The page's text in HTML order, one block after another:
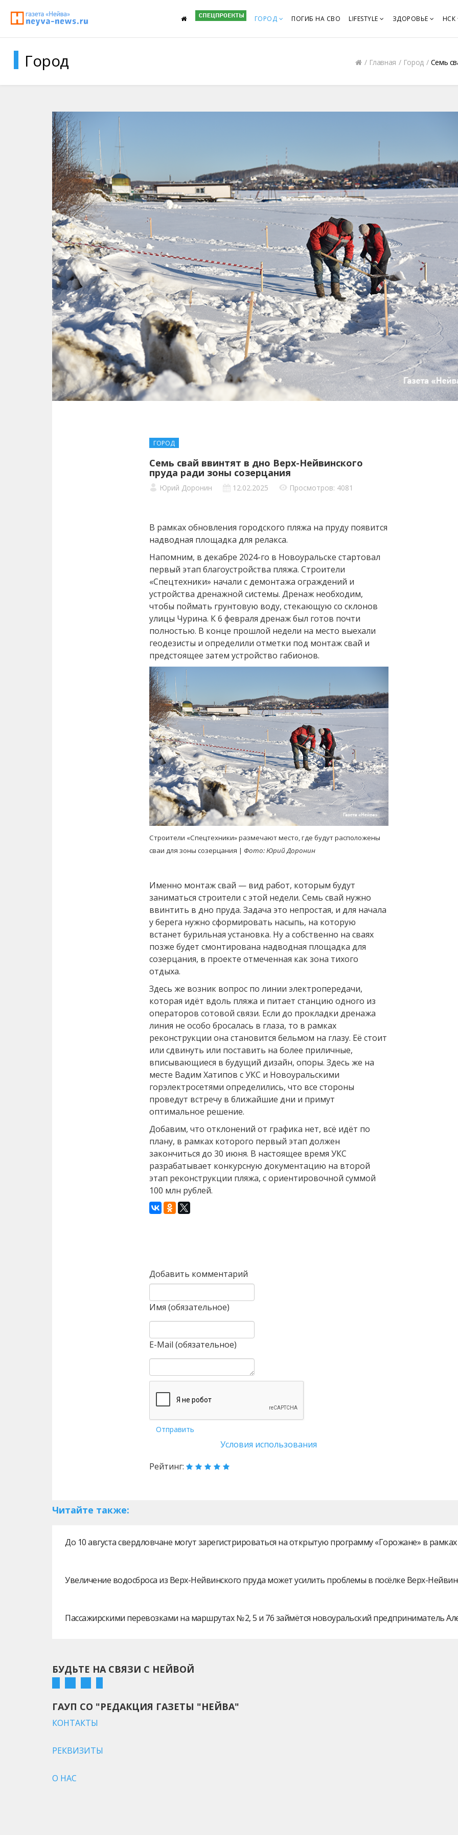
ГОРОД ПОГИБ НА СВО LIFESTYLE ЗДОРОВЬЕ НСК
Город Главная Город Семь
ГОРОД
Семь свай ввинтят в дно Верх-Нейвинского
пруда ради зоны созерцания
Юрий Доронин 12.02.2025 Просмотров: 4081
В рамках обновления городского пляжа на пруду появится
надводная площадка для релакса.
Напомним, в декабре 2024-го в Новоуральске стартовал
первый этап благоустройства пляжа. Строители
«Спецтехники» начали с демонтажа ограждений и
устройства дренажной системы. Дренаж необходим,
чтобы поймать грунтовую воду, стекающую со склонов
улицы Чурина. К 6 февраля дренаж был готов почти
полностью. В конце прошлой недели на место выехали
геодезисты и определили отметки под монтаж свай и
предстоящее затем устройство габионов.
Строители «Спецтехники» размечают место, где будут расположены
сваи для зоны созерцания | Фото: Юрий Доронин
Именно монтаж свай — вид работ, которым будут
заниматься строители с этой недели. Семь свай нужно
ввинтить в дно пруда. Задача это непростая, и для начала
у берега нужно сформировать насыпь, на которую
встанет бурильная установка. Ну а собственно на сваях
позже будет смонтирована надводная площадка для
созерцания, в проекте отмеченная как зона тихого
отдыха.
Здесь же возник вопрос по линии электропередачи,
которая идёт вдоль пляжа и питает станцию одного из
операторов сотовой связи. Если до прокладки дренажа
линия не особо бросалась в глаза, то в рамках
реконструкции она становится бельмом на глазу. Её стоит
или сдвинуть или поставить на более приличные,
вписывающиеся в будущий дизайн, опоры. Здесь же на
месте Вадим Хатипов с УКС и Новоуральскими
горэлектросетями определились, что все стороны
проведут встречу в ближайшие дни и примут
оптимальное решение.
Добавим, что отклонений от графика нет, всё идёт по
плану, в рамках которого первый этап должен
закончиться до 30 июня. В настоящее время УКС
разрабатывает конкурсную документацию на второй
этап реконструкции пляжа, с ориентировочной суммой
100 млн рублей.
Добавить комментарий
Имя (обязательное)
E-Mail (обязательное)
Отправить
Условия использования
Рейтинг:
Читайте также:
До 10 августа свердловчане могут зарегистрироваться на открытую программу «Горожане» в
Увеличение водосброса из Верх-Нейвинского пруда может усилить проблемы в посёлке Верх-
Пассажирскими перевозками на маршрутах № 2, 5 и 76 займётся новоуральский предприниматель
БУДЬТЕ НА СВЯЗИ С НЕЙВОЙ
ГАУП СО "РЕДАКЦИЯ ГАЗЕТЫ "НЕЙВА"
КОНТАКТЫ
РЕКВИЗИТЫ
О НАС